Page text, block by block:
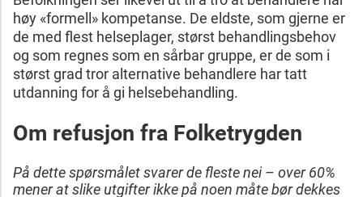
høy «formell» kompetanse. De eldste, som gjerne er
de med flest helseplager, størst behandlingsbehov
og som regnes som en sårbar gruppe, er de som i
størst grad tror alternative behandlere har tatt
utdanning for å gi helsebehandling.
Om refusjon fra Folketrygden
På dette spørsmålet svarer de fleste nei – over 60%
mener at slike utgifter ikke på noen måte bør dekkes